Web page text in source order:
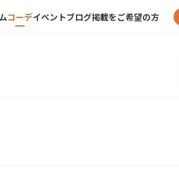
コーデイベントブログ掲載をご希望の方